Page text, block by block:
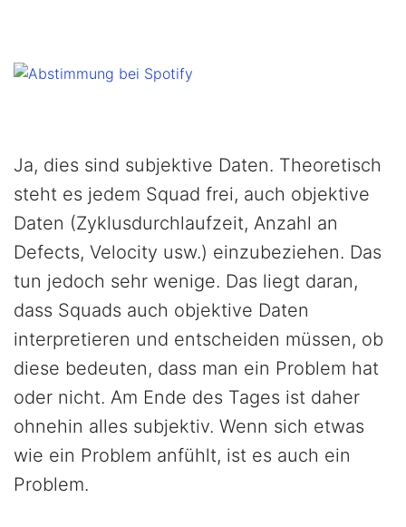
Ja, dies sind subjektive Daten. Theoretisch
steht es jedem Squad frei, auch objektive
Daten (Zyklusdurchlaufzeit, Anzahl an
Defects, Velocity usw.) einzubeziehen. Das
tun jedoch sehr wenige. Das liegt daran,
dass Squads auch objektive Daten
interpretieren und entscheiden müssen, ob
diese bedeuten, dass man ein Problem hat
oder nicht. Am Ende des Tages ist daher
ohnehin alles subjektiv. Wenn sich etwas
wie ein Problem anfühlt, ist es auch ein
Problem.